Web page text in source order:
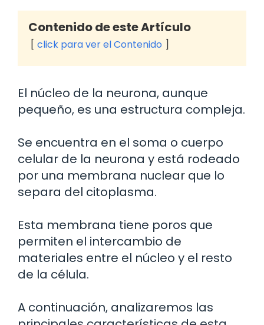
Contenido de este Artículo
click para ver el Contenido
El núcleo de la neurona, aunque
pequeño, es una estructura compleja.
Se encuentra en el soma o cuerpo
celular de la neurona y está rodeado
por una membrana nuclear que lo
separa del citoplasma.
Esta membrana tiene poros que
permiten el intercambio de
materiales entre el núcleo y el resto
de la célula.
A continuación, analizaremos las